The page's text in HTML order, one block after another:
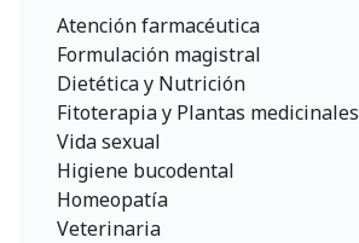
Atención farmacéutica
Formulación magistral
Dietética y Nutrición
Fitoterapia y Plantas medicinales
Vida sexual
Higiene bucodental
Homeopatía
Veterinaria